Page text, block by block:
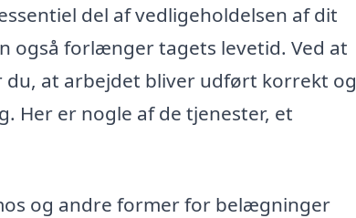
del af vedligeholdelsen af dit
også forlænger tagets levetid. Ved at
at arbejdet bliver udført korrekt og
Her er nogle af de tjenester, et
og andre former for belægninger